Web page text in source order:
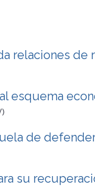
relaciones de
esquema
de
su